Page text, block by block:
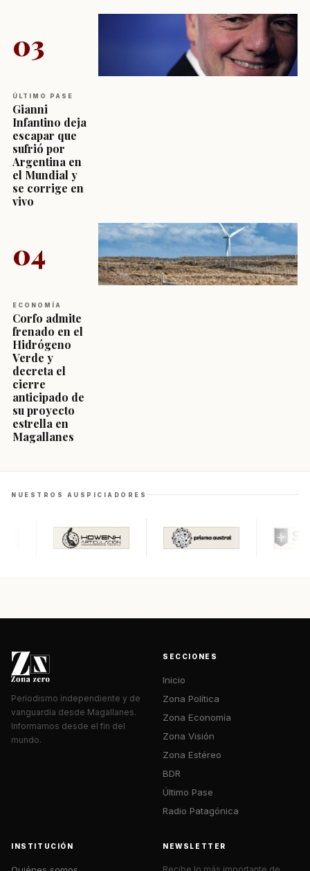
03
ÚLTIMO PASE
Gianni
Infantino deja
escapar que
sufrió por
Argentina en
el Mundial y
se corrige en
vivo
04
ECONOMÍA
Corfo admite
frenado en el
Hidrógeno
Verde y
decreta el
cierre
anticipado de
su proyecto
estrella en
Magallanes
NUESTROS AUSPICIADORES
Periodismo independiente y de
vanguardia desde Magallanes.
Informamos desde el fin del
mundo.
SECCIONES
Inicio
Zona Política
Zona Economía
Zona Visión
Zona Estéreo
BDR
Último Pase
Radio Patagónica
INSTITUCIÓN NEWSLETTER